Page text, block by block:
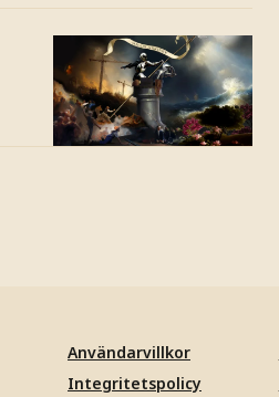
Användarvillkor
Integritetspolicy